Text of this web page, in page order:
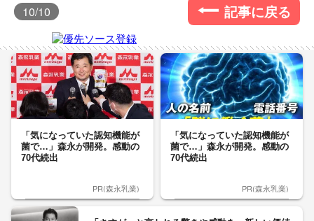
10/10 記事に戻る
「気になっていた認知機能が
菌で…」森永が開発。感動の
70代続出
PR(森永乳業)
「気になっていた認知機能が
菌で…」森永が開発。感動の
70代続出
PR(森永乳業)